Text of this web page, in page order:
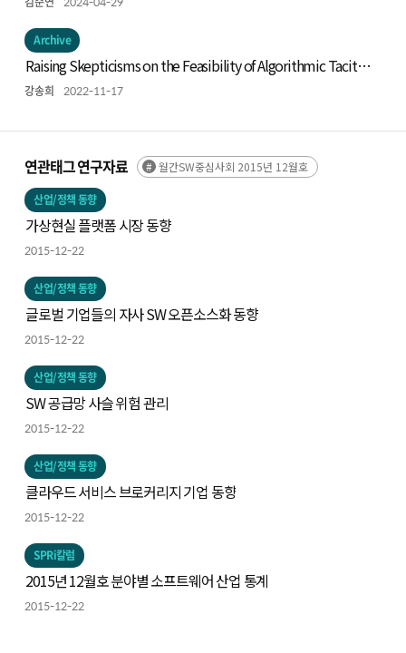
Archive
Raising Skepticisms on the Feasibility of Algorithmic Tacit
Collusion
강송희 2022-11-17
연관태그 연구자료 월간SW중심사회 2015년 12월호
산업/정책 동향
가상현실 플랫폼 시장 동향
2015-12-22
산업/정책 동향
글로벌 기업들의 자사 SW 오픈소스화 동향
2015-12-22
산업/정책 동향
SW 공급망 사슬 위험 관리
2015-12-22
산업/정책 동향
클라우드 서비스 브로커리지 기업 동향
2015-12-22
SPRi칼럼
2015년 12월호 분야별 소프트웨어 산업 통계
2015-12-22